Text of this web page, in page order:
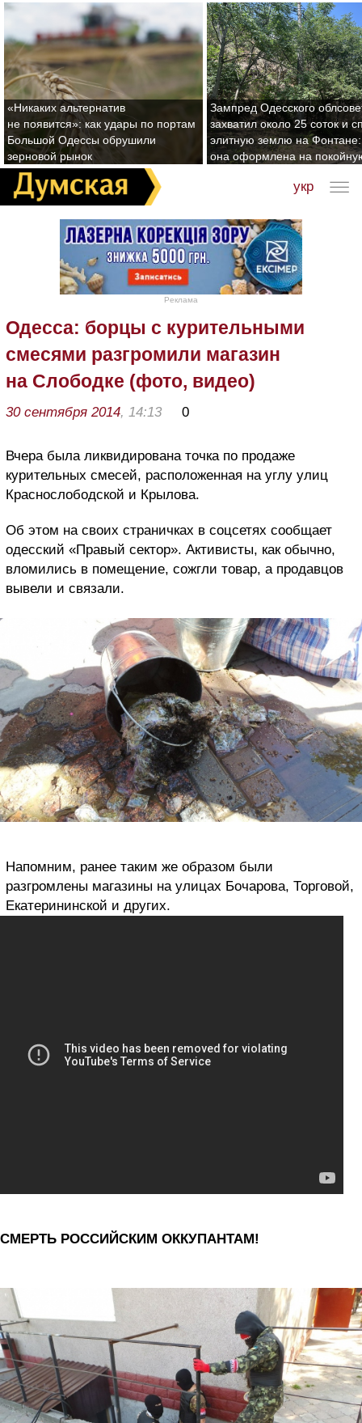
«Никаких альтернатив
не появится»: как удары по портам
Большой Одессы обрушили
зерновой рынок
Зампред Одесского
захватил около 25 соток и
элитную землю на Фонтане:
она оформлена на
укр
Реклама
Одесса: борцы с курительными
смесями разгромили магазин
на Слободке (фото, видео)
30 сентября 2014, 14:13 0
Вчера была ликвидирована точка по продаже
курительных смесей, расположенная на углу улиц
Краснослободской и Крылова.
Об этом на своих страничках в соцсетях сообщает
одесский «Правый сектор». Активисты, как обычно,
вломились в помещение, сожгли товар, а продавцов
вывели и связали.
Напомним, ранее таким же образом были
разгромлены магазины на улицах Бочарова, Торговой,
Екатерининской и других.
СМЕРТЬ РОССИЙСКИМ ОККУПАНТАМ!